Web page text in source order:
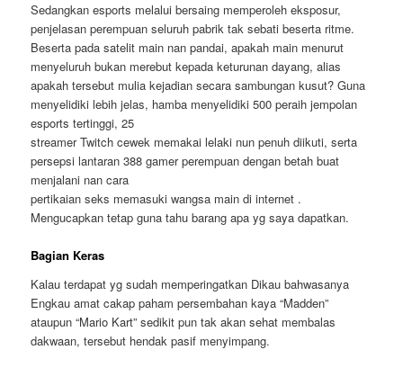
Sedangkan esports melalui bersaing memperoleh eksposur,
penjelasan perempuan seluruh pabrik tak sebati beserta ritme.
Beserta pada satelit main nan pandai, apakah main menurut
menyeluruh bukan merebut kepada keturunan dayang, alias
apakah tersebut mulia kejadian secara sambungan kusut? Guna
menyelidiki lebih jelas, hamba menyelidiki 500 peraih jempolan
esports tertinggi, 25
streamer Twitch cewek memakai lelaki nun penuh diikuti, serta
persepsi lantaran 388 gamer perempuan dengan betah buat
menjalani nan cara
pertikaian seks memasuki wangsa main di internet .
Mengucapkan tetap guna tahu barang apa yg saya dapatkan.
Bagian Keras
Kalau terdapat yg sudah memperingatkan Dikau bahwasanya
Engkau amat cakap paham persembahan kaya “Madden”
ataupun “Mario Kart” sedikit pun tak akan sehat membalas
dakwaan, tersebut hendak pasif menyimpang.